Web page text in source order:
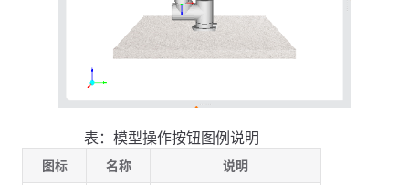
表：模型操作按钮图例说明
图标 名称 说明